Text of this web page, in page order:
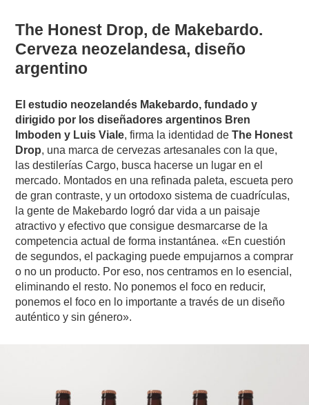
The Honest Drop, de Makebardo.
Cerveza neozelandesa, diseño
argentino
El estudio neozelandés Makebardo, fundado y
dirigido por los diseñadores argentinos Bren
Imboden y Luis Viale, firma la identidad deThe Honest
Drop, una marca de cervezas artesanales con la que,
las destilerías Cargo, busca hacerse un lugar en el
mercado. Montados en una refinada paleta, escueta pero
de gran contraste, y un ortodoxo sistema de cuadrículas,
la gente de Makebardo logró dar vida a un paisaje
atractivo y efectivo que consigue desmarcarse de la
competencia actual de forma instantánea. «En cuestión
de segundos, el packaging puede empujarnos a comprar
o no un producto. Por eso, nos centramos en lo esencial,
eliminando el resto. No ponemos el foco en reducir,
ponemos el foco en lo importante a través de un diseño
auténtico y sin género».